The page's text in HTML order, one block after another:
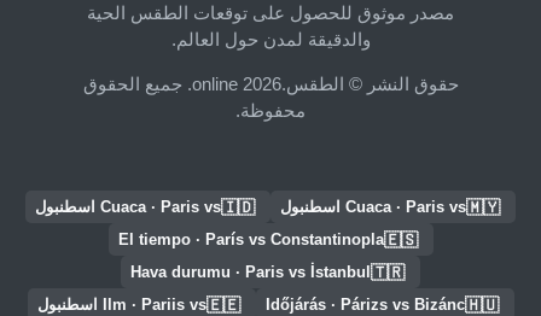
مصدر موثوق للحصول على توقعات الطقس الحية
والدقيقة لمدن حول العالم.
حقوق النشر © الطقس.online 2026. جميع الحقوق
محفوظة.
🇲🇾Cuaca · Paris vs اسطنبول 🇮🇩Cuaca · Paris vs اسطنبول
🇪🇸
El tiempo · París vs Constantinopla
🇹🇷
Hava durumu · Paris vs İstanbul
🇭🇺
Időjárás · Párizs vs Bizánc
🇪🇪Ilm · Pariis vs اسطنبول